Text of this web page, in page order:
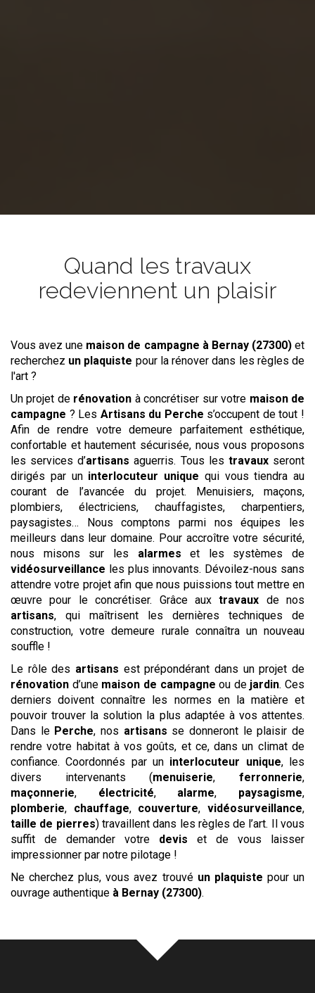
Quand les travaux
redeviennent un plaisir
Vous avez une maison de campagne à Bernay (27300) et
recherchez un plaquiste pour la rénover dans les règles de
l'art ?
Un projet de rénovation à concrétiser sur votre maison de
campagne ? Les Artisans du Perche s’occupent de tout !
Afin de rendre votre demeure parfaitement esthétique,
confortable et hautement sécurisée, nous vous proposons
les services d’artisans aguerris. Tous les travauxseront
dirigés par un interlocuteur unique qui vous tiendra au
courant de l’avancée du projet. Menuisiers, maçons,
plombiers, électriciens, chauffagistes, charpentiers,
paysagistes… Nous comptons parmi nos équipes les
meilleurs dans leur domaine. Pour accroître votre sécurité,
nous misons sur les alarmes et les systèmes de
vidéosurveillance les plus innovants. Dévoilez-nous sans
attendre votre projet afin que nous puissions tout mettre en
œuvre pour le concrétiser. Grâce auxtravaux de nos
artisans, qui maîtrisent les dernières techniques de
construction, votre demeure rurale connaîtra un nouveau
souffle !
Le rôle des artisans est prépondérant dans un projet de
rénovation d’une maison de campagne ou de jardin. Ces
derniers doivent connaître les normes en la matière et
pouvoir trouver la solution la plus adaptée à vos attentes.
Dans le Perche, nos artisans se donneront le plaisir de
rendre votre habitat à vos goûts, et ce, dans un climat de
confiance. Coordonnés par un interlocuteur unique, les
divers intervenants (menuiserie,ferronnerie,
maçonnerie, électricité, alarme, paysagisme,
plomberie, chauffage, couverture,vidéosurveillance,
taille de pierres) travaillent dans les règles de l’art. Il vous
suffit de demander votre devis et de vous laisser
impressionner par notre pilotage !
Ne cherchez plus, vous avez trouvé un plaquiste pour un
ouvrage authentique à Bernay (27300).